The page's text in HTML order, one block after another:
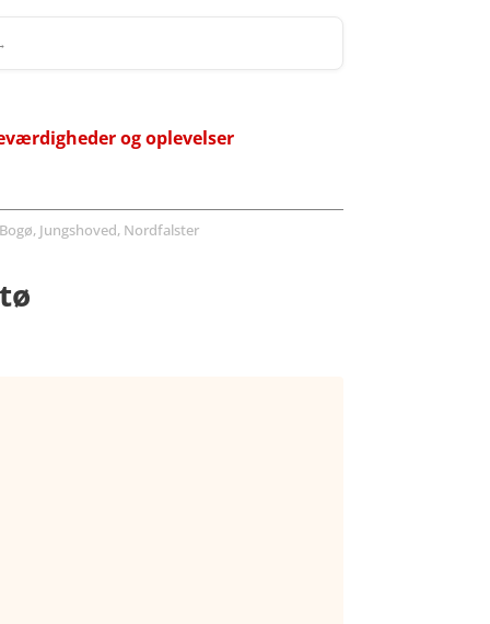
og oplevelser
Jungshoved, Nordfalster